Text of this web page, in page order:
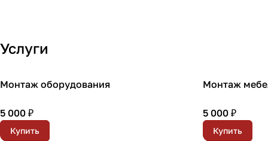
Услуги
Монтаж оборудования
5 000 ₽
Купить
Монтаж
5 000 ₽
Купить